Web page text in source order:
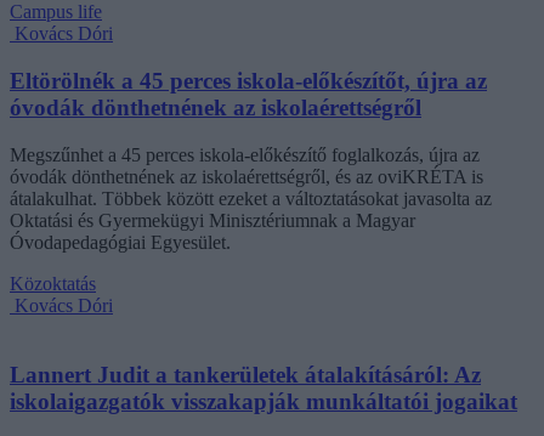
Campus life
Kovács Dóri
Eltörölnék a 45 perces iskola-előkészítőt, újra az
óvodák dönthetnének az iskolaérettségről
Megszűnhet a 45 perces iskola-előkészítő foglalkozás, újra az
óvodák dönthetnének az iskolaérettségről, és az oviKRÉTA is
átalakulhat. Többek között ezeket a változtatásokat javasolta az
Oktatási és Gyermekügyi Minisztériumnak a Magyar
Óvodapedagógiai Egyesület.
Közoktatás
Kovács Dóri
Lannert Judit a tankerületek átalakításáról: Az
iskolaigazgatók visszakapják munkáltatói jogaikat